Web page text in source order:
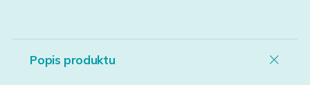
Popis produktu